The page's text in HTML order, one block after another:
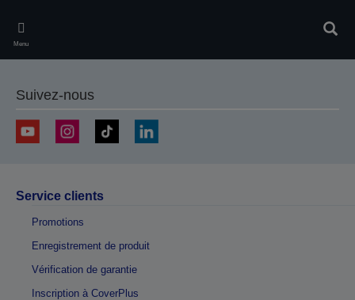
main
content
Menu
Suivez-nous
Service clients
Promotions
Enregistrement de produit
Vérification de garantie
Inscription à CoverPlus